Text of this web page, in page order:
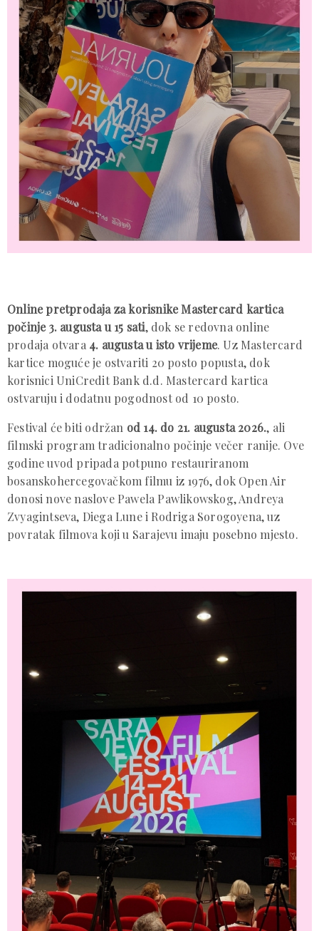
Online pretprodaja za korisnike Mastercard kartica
počinje 3. augusta u 15 sati, dok se redovna online
prodaja otvara 4. augusta u isto vrijeme. Uz Mastercard
kartice moguće je ostvariti 20 posto popusta, dok
korisnici UniCredit Bank d.d. Mastercard kartica
ostvaruju i dodatnu pogodnost od 10 posto.
Festival će biti održan od 14. do 21. augusta 2026., ali
filmski program tradicionalno počinje večer ranije. Ove
godine uvod pripada potpuno restauriranom
bosanskohercegovačkom filmu iz 1976, dok Open Air
donosi nove naslove Pawela Pawlikowskog, Andreya
Zvyagintseva, Diega Lune i Rodriga Sorogoyena, uz
povratak filmova koji u Sarajevu imaju posebno mjesto.